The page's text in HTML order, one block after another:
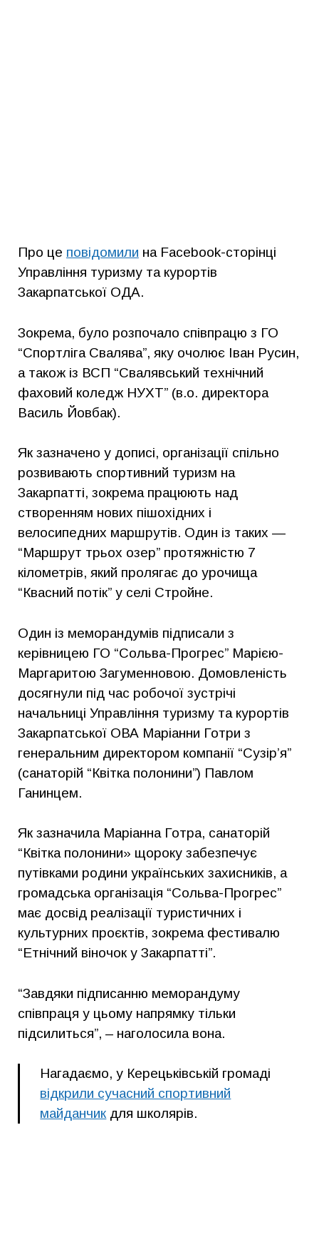
Про це повідомили на Facebook-сторінці
Управління туризму та курортів
Закарпатської ОДА.
Зокрема, було розпочало співпрацю з ГО
“Спортліга Свалява”, яку очолює Іван Русин,
а також із ВСП “Свалявський технічний
фаховий коледж НУХТ” (в.о. директора
Василь Йовбак).
Як зазначено у дописі, організації спільно
розвивають спортивний туризм на
Закарпатті, зокрема працюють над
створенням нових пішохідних і
велосипедних маршрутів. Один із таких —
“Маршрут трьох озер” протяжністю 7
кілометрів, який пролягає до урочища
“Квасний потік” у селі Стройне.
Один із меморандумів підписали з
керівницею ГО “Сольва-Прогрес” Марією-
Маргаритою Загуменновою. Домовленість
досягнули під час робочої зустрічі
начальниці Управління туризму та курортів
Закарпатської ОВА Маріанни Готри з
генеральним директором компанії “Сузір’я”
(санаторій “Квітка полонини”) Павлом
Ганинцем.
Як зазначила Маріанна Готра, санаторій
“Квітка полонини» щороку забезпечує
путівками родини українських захисників, а
громадська організація “Сольва-Прогрес”
має досвід реалізації туристичних і
культурних проєктів, зокрема фестивалю
“Етнічний віночок у Закарпатті”.
“Завдяки підписанню меморандуму
співпраця у цьому напрямку тільки
підсилиться”, – наголосила вона.
Нагадаємо, у Керецьківській громаді
відкрили сучасний спортивний
майданчик для школярів.